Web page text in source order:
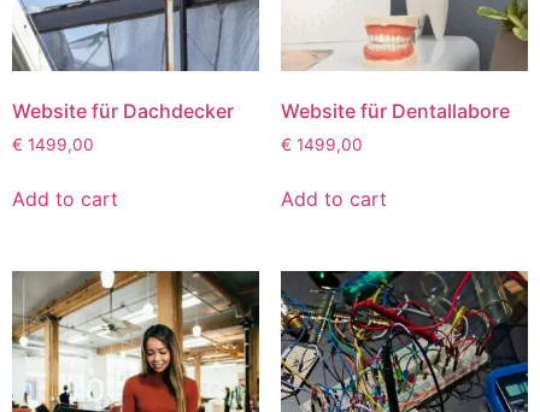
Website für Dachdecker
€ 1499,00
Add to cart
Website für Dentallabore
€ 1499,00
Add to cart